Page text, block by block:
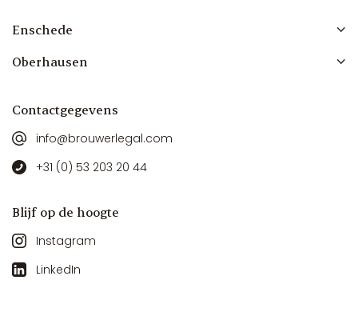
Enschede
Oberhausen
Contactgegevens
info@brouwerlegal.com
+31 (0) 53 203 20 44
Blijf op de hoogte
Instagram
LinkedIn